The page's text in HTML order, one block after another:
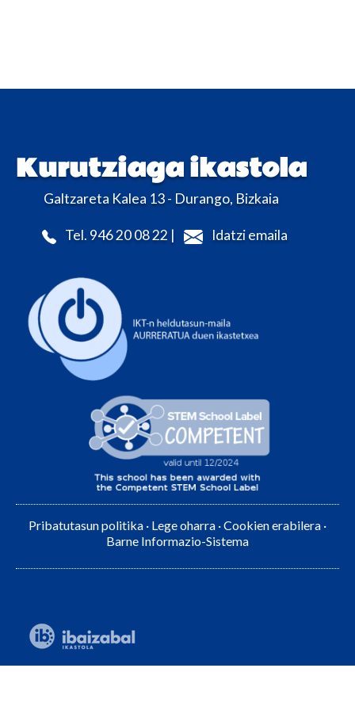
Kurutziaga ikastola
Galtzareta Kalea 13 - Durango, Bizkaia
Tel. 946 20 08 22 | Idatzi emaila
Pribatutasun politika · Lege oharra ·Cookien erabilera ·
Barne Informazio-Sistema